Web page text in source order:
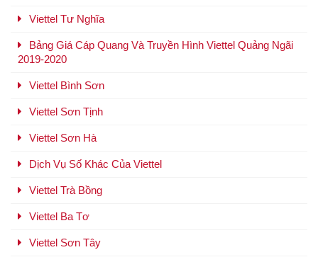
Viettel Tư Nghĩa
Bảng Giá Cáp Quang Và Truyền Hình Viettel Quảng Ngãi
2019-2020
Viettel Bình Sơn
Viettel Sơn Tịnh
Viettel Sơn Hà
Dịch Vụ Số Khác Của Viettel
Viettel Trà Bồng
Viettel Ba Tơ
Viettel Sơn Tây